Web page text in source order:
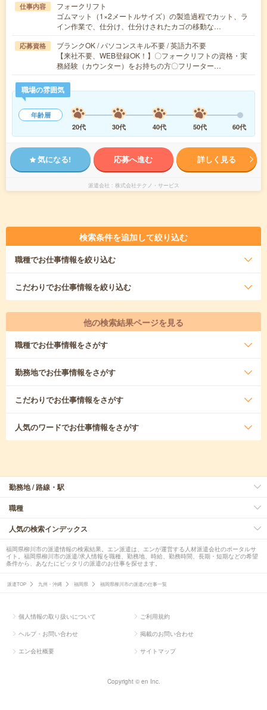
仕事内容
フォークリフト
ゴムマット（1×2メートルサイズ）の製造過程でカット、ラ
イン作業で、仕分け、仕分けされたカゴの移動な…
応募資格
ブランクOK / パソコンスキル不要 / 英語力不要
【来社不要、WEB登録OK！】〇フォークリフトの資格・実
務経験（カウンター）をお持ちの方〇フリーター…
職場の雰囲気
年齢層
20代
30代 40代 50代 60代
気になる! 応募へ進む 詳しく見る
派遣会社 株式会社テクノ・サービス
検索条件を追加して絞り込む
職種でお仕事情報を絞り込む
こだわりでお仕事情報を絞り込む
他の検索結果ページを見る
職種でお仕事情報をさがす
勤務地でお仕事情報をさがす
こだわりでお仕事情報をさがす
人気のワードでお仕事情報をさがす
勤務地 / 路線・駅
職種
人気の検索インデックス
福岡県柳川市の派遣情報の検索結果。エン派遣は、エンが運営する人材派遣会社のポータルサ
イト。福岡県柳川市の派遣/求人情報を職種、勤務地、時給、勤務時間、長期・短期などの希望
条件から、あなたにピッタリの派遣のお仕事を探せます。
派遣TOP 九州・沖縄 福岡県 福岡県柳川市の派遣の仕事一覧
個人情報の取り扱いについて ご利用規約
ヘルプ・お問い合わせ 掲載のお問い合わせ
エン会社概要 サイトマップ
Copyright © en Inc.